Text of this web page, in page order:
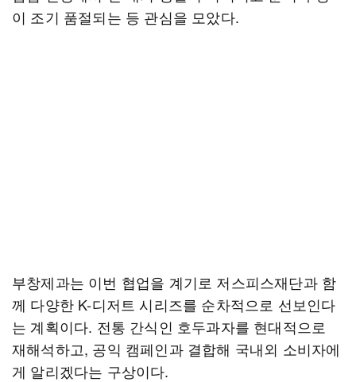
이 조기 품절되는 등 관심을 모았다.
부창제과는 이번 협업을 계기로 저스피스재단과 함
께 다양한 K-디저트 시리즈를 순차적으로 선보인다
는 계획이다. 전통 간식인 호두과자를 현대적으로
재해석하고, 공익 캠페인과 결합해 국내외 소비자에
게 알리겠다는 구상이다.